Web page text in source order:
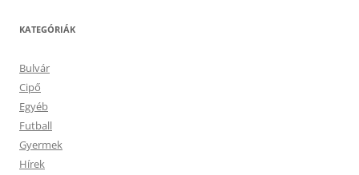
KATEGÓRIÁK
Bulvár
Cipő
Egyéb
Futball
Gyermek
Hírek